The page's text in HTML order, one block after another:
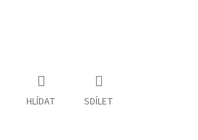
HLÍDAT SDÍLET